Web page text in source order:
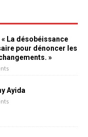
« La désobéissance
pour dénoncer les
»
Ayida